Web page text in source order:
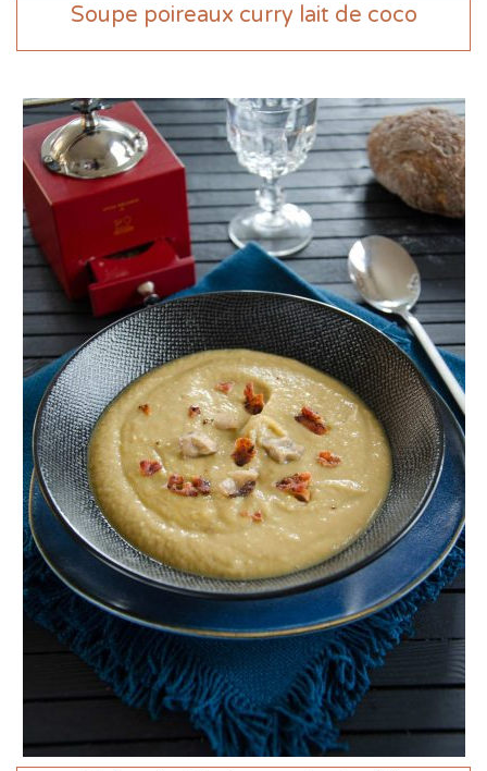
Soupe poireaux curry lait de coco